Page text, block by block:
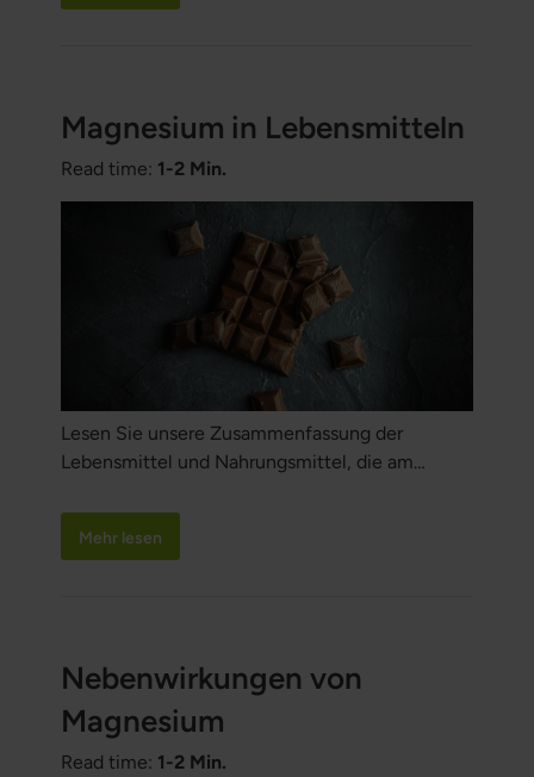
Magnesium in Lebensmitteln
Read time: 1-2 Min.
Lesen Sie unsere Zusammenfassung der
Lebensmittel und Nahrungsmittel, die am
Mehr lesen
Nebenwirkungen von
Magnesium
Read time: 1-2 Min.